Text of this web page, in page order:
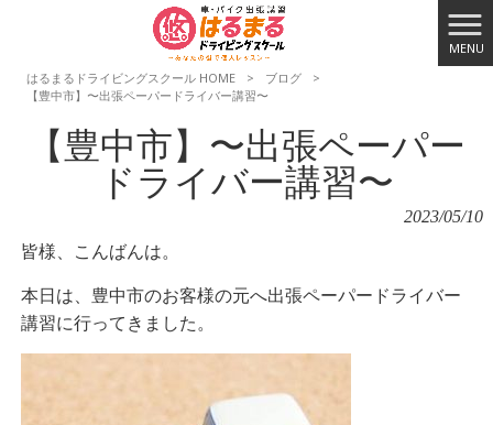
MENU
はるまるドライビングスクール HOME
> ブログ
>
【豊中市】〜出張ペーパードライバー講習〜
【豊中市】〜出張ペーパー
ドライバー講習〜
2023/05/10
皆様、こんばんは。
本日は、豊中市のお客様の元へ出張ペーパードライバー
講習に行ってきました。